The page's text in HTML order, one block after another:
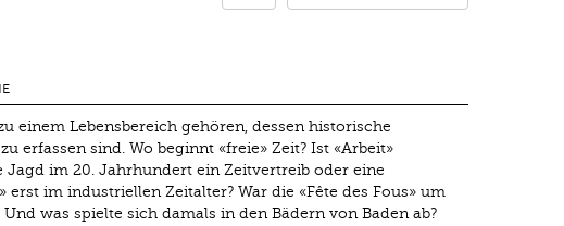
einem Lebensbereich gehören, dessen historische
erfassen sind. Wo beginnt «freie» Zeit? Ist «Arbeit»
im 20. Jahrhundert ein Zeitvertreib oder eine
im industriellen Zeitalter? War die «Fête des Fous» um
was spielte sich damals in den Bädern von Baden ab?